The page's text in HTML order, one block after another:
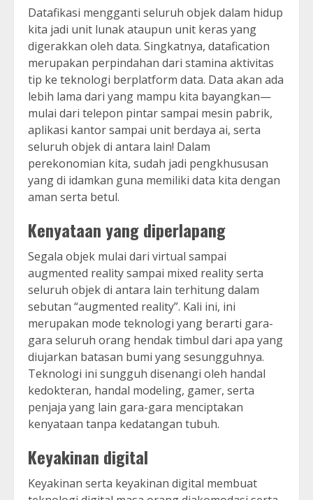
Datafikasi mengganti seluruh objek dalam hidup
kita jadi unit lunak ataupun unit keras yang
digerakkan oleh data. Singkatnya, datafication
merupakan perpindahan dari stamina aktivitas
tip ke teknologi berplatform data. Data akan ada
lebih lama dari yang mampu kita bayangkan—
mulai dari telepon pintar sampai mesin pabrik,
aplikasi kantor sampai unit berdaya ai, serta
seluruh objek di antara lain! Dalam
perekonomian kita, sudah jadi pengkhususan
yang di idamkan guna memiliki data kita dengan
aman serta betul.
Kenyataan yang diperlapang
Segala objek mulai dari virtual sampai
augmented reality sampai mixed reality serta
seluruh objek di antara lain terhitung dalam
sebutan “augmented reality”. Kali ini, ini
merupakan mode teknologi yang berarti gara-
gara seluruh orang hendak timbul dari apa yang
diujarkan batasan bumi yang sesungguhnya.
Teknologi ini sungguh disenangi oleh handal
kedokteran, handal modeling, gamer, serta
penjaja yang lain gara-gara menciptakan
kenyataan tanpa kedatangan tubuh.
Keyakinan digital
Keyakinan serta keyakinan digital membuat